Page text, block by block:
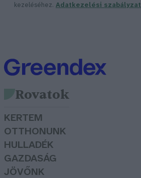
kezeléséhez. Adatkezelési szabályzat
Rovatok
KERTEM
OTTHONUNK
HULLADÉK
GAZDASÁG
JÖVŐNK